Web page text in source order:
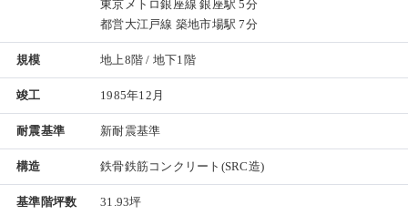
東京メトロ銀座線 銀座駅 5分
都営大江戸線 築地市場駅 7分
規模 地上8階 / 地下1階
竣工 1985年12月
耐震基準 新耐震基準
構造 鉄骨鉄筋コンクリート(SRC造)
基準階坪数 31.93坪